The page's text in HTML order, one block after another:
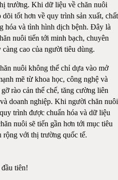
trường. Khi dữ liệu về chăn nuôi
dõi tốt hơn về quy trình sản xuất, chất
hóa và tình hình dịch bệnh. Đây là
nuôi tiến tới minh bạch, chuyên
cao của người tiêu dùng.
nuôi không thể chỉ dựa vào mở
mẽ từ khoa học, công nghệ và
rào cản thể chế, tăng cường liên
doanh nghiệp. Khi người chăn nuôi
trình được chuẩn hóa và dữ liệu
nuôi sẽ tiến gần hơn tới mục tiêu
rộng với thị trường quốc tế.
tiên!